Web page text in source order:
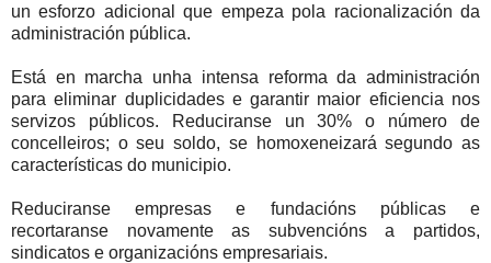
un esforzo adicional que empeza pola racionalización da
administración pública.
Está en marcha unha intensa reforma da administración
para eliminar duplicidades e garantir maior eficiencia nos
servizos públicos. Reduciranse un 30% o número de
concelleiros; o seu soldo, se homoxeneizará segundo as
características do municipio.
Reduciranse empresas e fundacións públicas e
recortaranse novamente as subvencións a partidos,
sindicatos e organizacións empresariais.